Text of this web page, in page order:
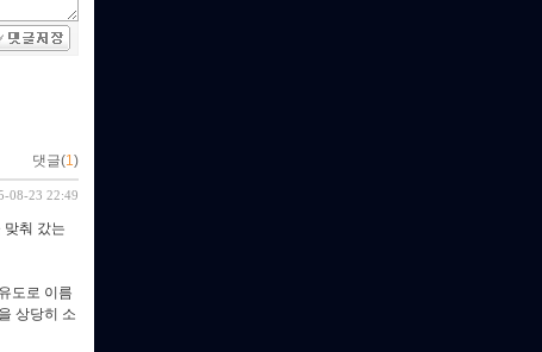
댓글(1)
08-23 22:49
맞춰 갔는
도로 이름
상당히 소